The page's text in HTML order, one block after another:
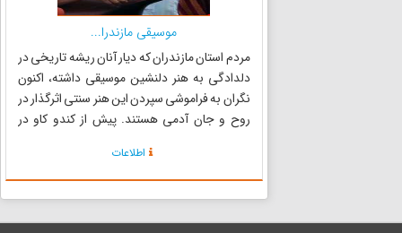
موسیقی مازندرا...
مردم استان مازندران که دیار آنان ریشه تاریخی در
دلدادگی به هنر دلنشین موسیقی داشته، اکنون
نگران به فراموشی سپردن این هنر سنتی اثرگذار در
روح و جان آدمی هستند. پیش از کندو کاو در
ریشه‌های آن ضروری است. موسیقی این دیار، در
زندگی چوپانان، گالش ها، چا...
اطلاعات